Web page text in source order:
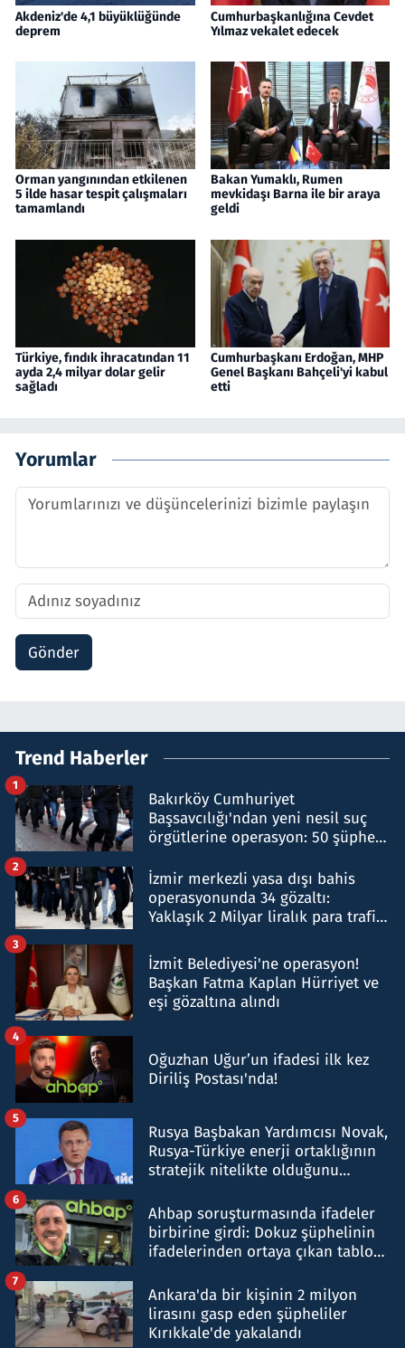
Akdeniz'de 4,1 büyüklüğünde
deprem
Cumhurbaşkanlığına Cevdet
Yılmaz vekalet edecek
Orman yangınından etkilenen
5 ilde hasar tespit çalışmaları
tamamlandı
Bakan Yumaklı, Rumen
mevkidaşı Barna ile bir araya
geldi
Türkiye, fındık ihracatından 11
ayda 2,4 milyar dolar gelir
sağladı
Cumhurbaşkanı Erdoğan, MHP
Genel Başkanı Bahçeli'yi kabul
etti
Yorumlar
Gönder
Trend Haberler
Bakırköy Cumhuriyet
Başsavcılığı'ndan yeni nesil suç
örgütlerine operasyon: 50 şüpheli
1
İzmir merkezli yasa dışı bahis
operasyonunda 34 gözaltı:
Yaklaşık 2 Milyar liralık para trafiği
2
İzmit Belediyesi'ne operasyon!
Başkan Fatma Kaplan Hürriyet ve
eşi gözaltına alındı
3
Oğuzhan Uğur’un ifadesi ilk kez
Diriliş Postası'nda!
4
Rusya Başbakan Yardımcısı Novak,
Rusya-Türkiye enerji ortaklığının
stratejik nitelikte olduğunu
5
Ahbap soruşturmasında ifadeler
birbirine girdi: Dokuz şüphelinin
ifadelerinden ortaya çıkan tablo
6
Ankara'da bir kişinin 2 milyon
lirasını gasp eden şüpheliler
Kırıkkale'de yakalandı
7